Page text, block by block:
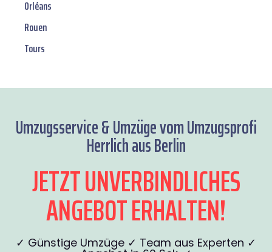
Orléans
Rouen
Tours
Umzugsservice & Umzüge vom Umzugsprofi
Herrlich aus Berlin
JETZT UNVERBINDLICHES
ANGEBOT ERHALTEN!
✓ Günstige Umzüge ✓ Team aus Experten ✓